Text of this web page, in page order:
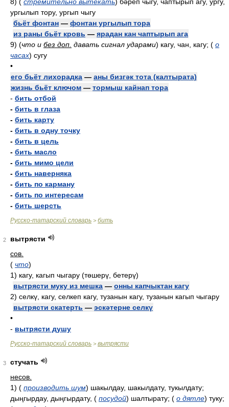
ургылып тору, ургып чыгу
бьёт фонтан — фонтан ургылып тора
из раны бьёт кровь — ярадан кан чаптырып ага
9) (что и без доп. давать сигнал ударами) кагу, чан, кагу; ( о
часах) сугу
•
его бьёт лихорадка — аны бизгәк тота (калтырата)
жизнь бьёт ключом — тормыш кайнап тора
- бить отбой
- бить в глаза
- бить карту
- бить в одну точку
- бить в цель
- бить масло
- бить мимо цели
- бить наверняка
- бить по карману
- бить по интересам
- бить шерсть
Русско-татарский словарь > бить
2
вытрясти
сов.
( что)
1) кагу, кагып чыгару (төшерү, бетерү)
вытрясти муку из мешка — онны капчыктан кагу
2) селкү, кагу, селкеп кагу, тузанын кагу, тузанын кагып чыгару
вытрясти скатерть — эскәтерне селкү
•
- вытрясти душу
Русско-татарский словарь > вытрясти
3
стучать
несов.
1) ( производить шум) шакылдау, шакылдату, тукылдату;
дыңгырдау, дыңгырдату, ( посудой) шалтырату; ( о дятле) туку;